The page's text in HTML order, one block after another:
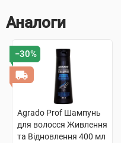
Аналоги
−30%
Agrado Prof Шампунь
для волосся Живлення
та Відновлення 400 мл